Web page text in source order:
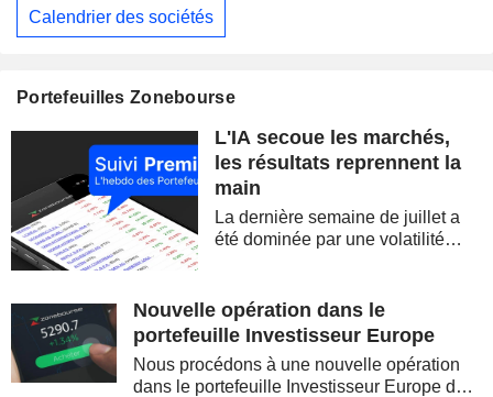
BERKSHIRE HATHAWAY INC.
Samedi 08 août 2026
WESTPAC BANKING CORPORATION Publication des résultats - Q3 2026 AS
SIMON PROPERTY GROUP, INC.
BARRICK MINING CORPORATION Publication des résultats - Q2 2026 12:00
FERGUSON ENTERPRISES INC.
ROCKET LAB CORPORATION Publication des résultats - Q2 2026
AMRIZE AG Publication des résultats - Q2 2026
Calendrier des sociétés
Portefeuilles Zonebourse
L'IA secoue les marchés,
les résultats reprennent la
main
La dernière semaine de juillet a
été dominée par une volatilité
semi-conducteurs. Les
inquiétudes sur la soutenabilité
Nouvelle opération dans le
portefeuille Investisseur Europe
Nous procédons à une nouvelle opération
dans le portefeuille Investisseur Europe de